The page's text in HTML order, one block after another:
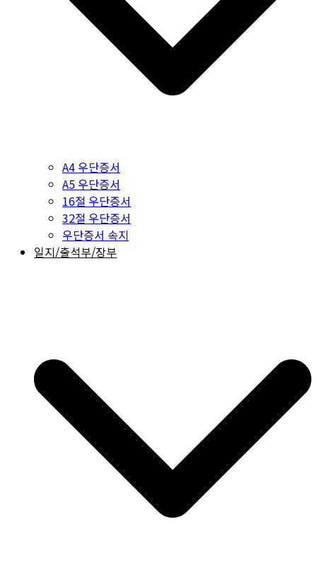
A4 우단증서
A5 우단증서
16절 우단증서
32절 우단증서
우단증서 속지
일지/출석부/장부